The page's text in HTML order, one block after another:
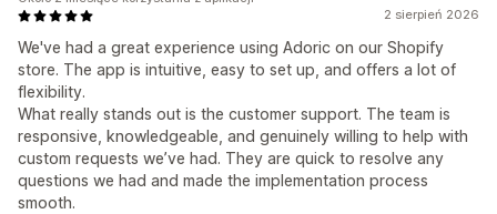
2 sierpień 2026
We've had a great experience using Adoric on our Shopify
store. The app is intuitive, easy to set up, and offers a lot of
flexibility.
What really stands out is the customer support. The team is
responsive, knowledgeable, and genuinely willing to help with
custom requests we’ve had. They are quick to resolve any
questions we had and made the implementation process
smooth.